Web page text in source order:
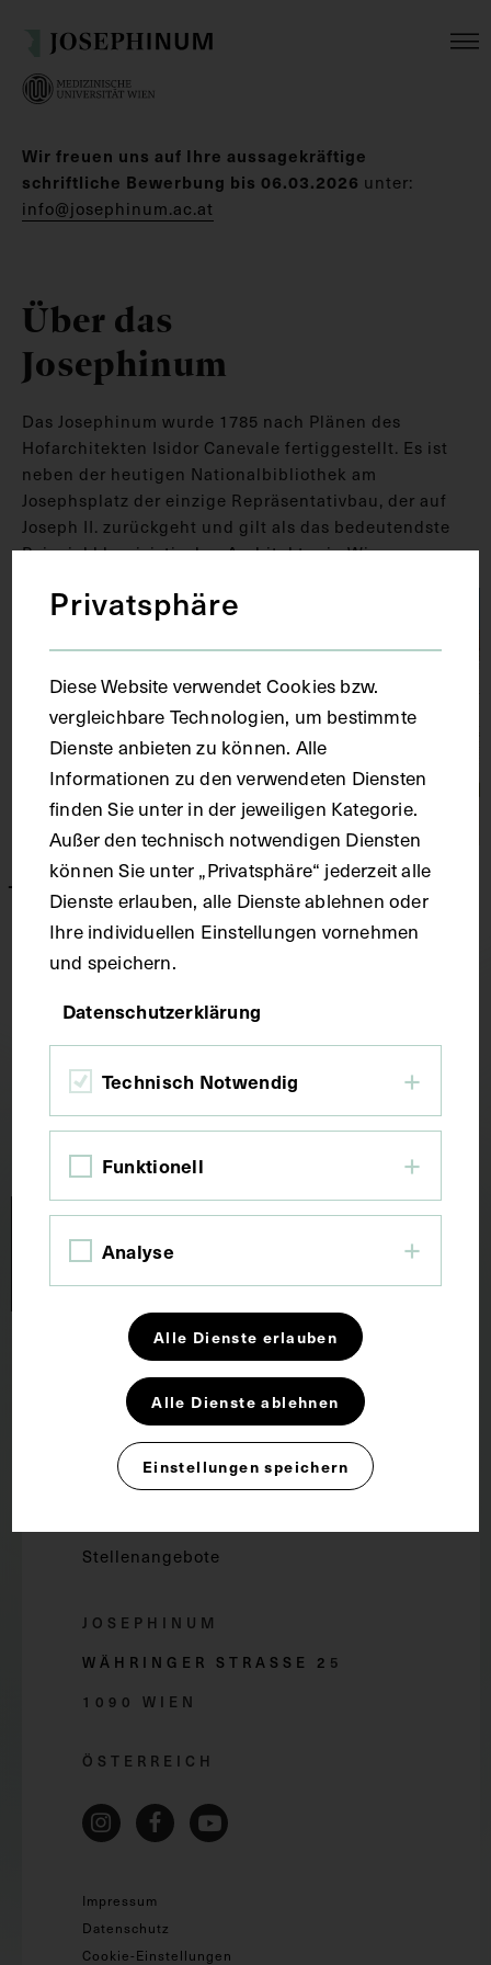
Wir freuen uns auf Ihre aussagekräftige
schriftliche Bewerbung bis 06.03.2026 unter:
info@josephinum.ac.at
Über das
Josephinum
Das Josephinum wurde 1785 nach Plänen des
Hofarchitekten Isidor Canevale fertiggestellt. Es ist
neben der heutigen Nationalbibliothek am
Josephsplatz der einzige Repräsentativbau, der auf
Joseph II. zurückgeht und gilt als das bedeutendste
Beispiel klassizistischer Architektur in Wien.
Beim Abspielen von YouTube Videos
findet eine Datenverarbeitung statt.
YouTube Video erlauben
Mehr über uns
Forschung und Lehre
Dauerausstellung
Wachsmodelle
Stellenangebote
JOSEPHINUM
WÄHRINGER STRASSE 2 5
1090 WIEN
ÖSTERREICH
Impressum
Datenschutz
Cookie-Einstellungen
Privatsphäre
Diese Website verwendet Cookies bzw.
vergleichbare Technologien, um bestimmte
Dienste anbieten zu können. Alle
Informationen zu den verwendeten Diensten
finden Sie unter in der jeweiligen Kategorie.
Außer den technisch notwendigen Diensten
können Sie unter „Privatsphäre“ jederzeit alle
Dienste erlauben, alle Dienste ablehnen oder
Ihre individuellen Einstellungen vornehmen
und speichern.
Datenschutzerklärung
Technisch Notwendig
Funktionell
Analyse
Alle Dienste erlauben
Alle Dienste ablehnen
Einstellungen speichern